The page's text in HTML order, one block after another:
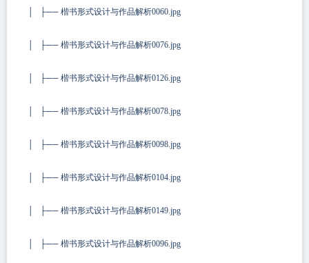
│ ├── 楷书形式设计与作品解析0060.jpg
│ ├── 楷书形式设计与作品解析0076.jpg
│ ├── 楷书形式设计与作品解析0126.jpg
│ ├── 楷书形式设计与作品解析0078.jpg
│ ├── 楷书形式设计与作品解析0098.jpg
│ ├── 楷书形式设计与作品解析0104.jpg
│ ├── 楷书形式设计与作品解析0149.jpg
│ ├── 楷书形式设计与作品解析0096.jpg